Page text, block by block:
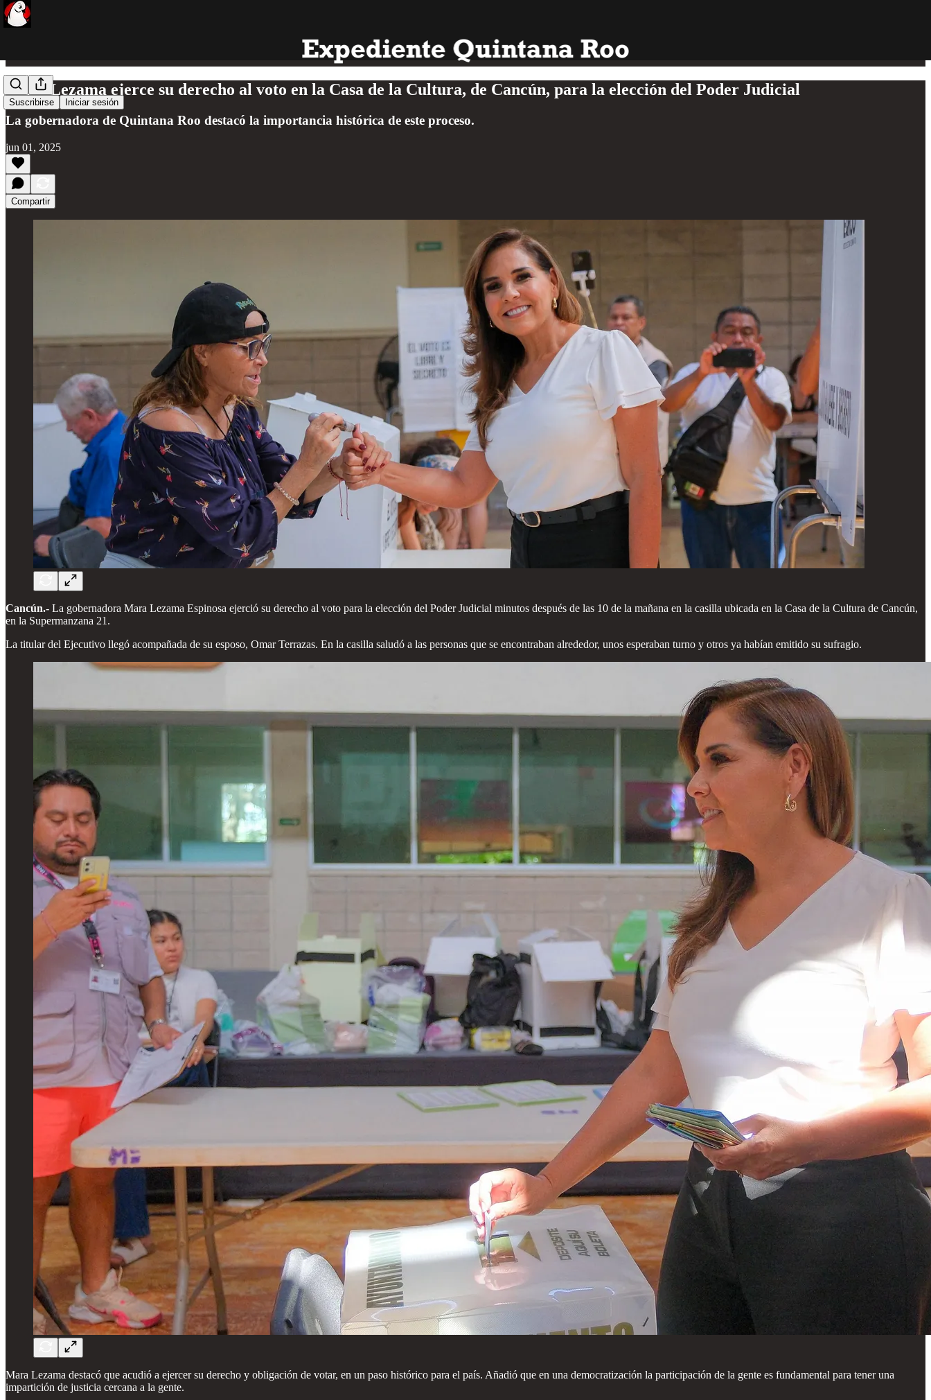
Suscribirse Iniciar sesión
Mara Lezama ejerce su derecho al voto en la Casa de la Cultura, de Cancún, para la elección del Poder Judicial
La gobernadora de Quintana Roo destacó la importancia histórica de este proceso.
jun 01, 2025
Compartir
Cancún.- La gobernadora Mara Lezama Espinosa ejerció su derecho al voto para la elección del Poder Judicial minutos después de las 10 de la mañana en la casilla ubicada en la Casa de la Cultura de Cancún,
en la Supermanzana 21.
La titular del Ejecutivo llegó acompañada de su esposo, Omar Terrazas. En la casilla saludó a las personas que se encontraban alrededor, unos esperaban turno y otros ya habían emitido su sufragio.
Mara Lezama destacó que acudió a ejercer su derecho y obligación de votar, en un paso histórico para el país. Añadió que en una democratización la participación de la gente es fundamental para tener una
impartición de justicia cercana a la gente.